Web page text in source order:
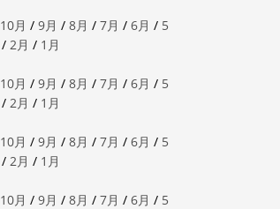
10月 / 9月 / 8月 / 7月 / 6月 / 5
/ 2月 / 1月
10月 / 9月 / 8月 / 7月 / 6月 / 5
/ 2月 / 1月
10月 / 9月 / 8月 / 7月 / 6月 / 5
/ 2月 / 1月
10月 / 9月 / 8月 / 7月 / 6月 / 5